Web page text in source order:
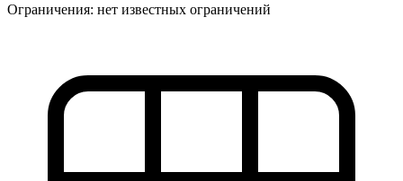
Ограничения: нет известных ограничений